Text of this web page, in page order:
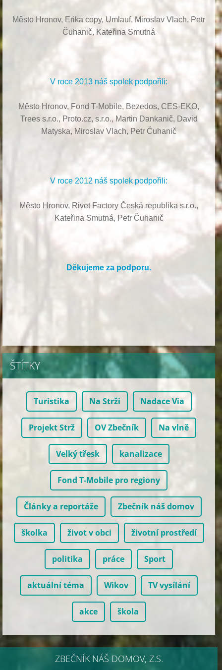
Město Hronov, Erika copy, Umlauf, Miroslav Vlach, Petr
Čuhanič, Kateřina Smutná
V roce 2013 náš spolek podpořili:
Město Hronov, Fond T-Mobile, Bezedos, CES-EKO,
Trees s.r.o., Proto.cz, s.r.o., Martin Dankanič, David
Matyska, Miroslav Vlach, Petr Čuhanič
V roce 2012 náš spolek podpořili:
Město Hronov, Rivet Factory Česká republika s.r.o.,
Kateřina Smutná, Petr Čuhanič
Děkujeme za podporu.
ŠTÍTKY
Turistika Na Strži Nadace Via
Projekt Strž OV Zbečník Na vlně
Velký třesk kanalizace
Fond T-Mobile pro regiony
Články a reportáže Zbečník náš domov
školka život v obci životní prostředí
politika práce Sport
aktuální téma Wikov TV vysílání
akce škola
ZBEČNÍK NÁŠ DOMOV, Z.S.